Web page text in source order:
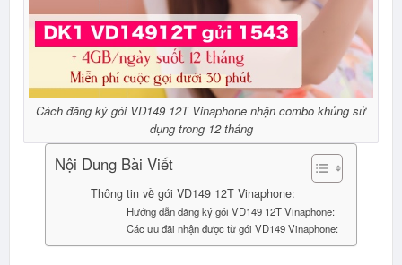
Cách đăng ký gói VD149 12T Vinaphone nhận combo khủng sử
dụng trong 12 tháng
Nội Dung Bài Viết
Thông tin về gói VD149 12T Vinaphone:
Hướng dẫn đăng ký gói VD149 12T Vinaphone:
Các ưu đãi nhận được từ gói VD149 Vinaphone: